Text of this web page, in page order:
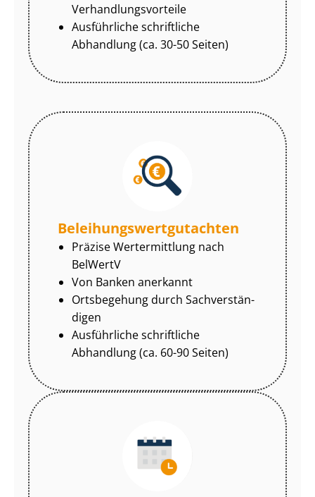
Ver­hand­lungs­vor­tei­le
Ausführliche schriftliche
Abhandlung (ca. 30-50 Seiten)
Be­lei­hungs­wert­gut­ach­ten
Präzise Wertermittlung nach
BelWertV
Von Banken anerkannt
Ortsbegehung durch Sach­ver­stän­
di­gen
Ausführliche schriftliche
Abhandlung (ca. 60-90 Seiten)